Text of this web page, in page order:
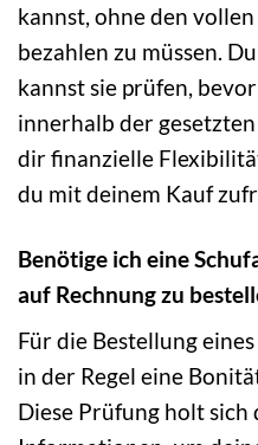
kannst, ohne den
bezahlen zu müssen.
kannst sie prüfen,
innerhalb der
dir finanzielle
du mit deinem Kauf
Benötige ich eine
auf Rechnung zu
Für die Bestellung
in der Regel eine
Diese Prüfung holt